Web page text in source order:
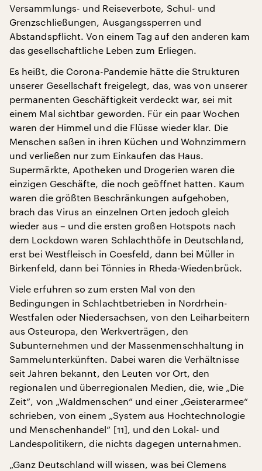
Versammlungs- und Reiseverbote, Schul- und
Grenzschließungen, Ausgangssperren und
Abstandspflicht. Von einem Tag auf den anderen kam
das gesellschaftliche Leben zum Erliegen.
Es heißt, die Corona-Pandemie hätte die Strukturen
unserer Gesellschaft freigelegt, das, was von unserer
permanenten Geschäftigkeit verdeckt war, sei mit
einem Mal sichtbar geworden. Für ein paar Wochen
waren der Himmel und die Flüsse wieder klar. Die
Menschen saßen in ihren Küchen und Wohnzimmern
und verließen nur zum Einkaufen das Haus.
Supermärkte, Apotheken und Drogerien waren die
einzigen Geschäfte, die noch geöffnet hatten. Kaum
waren die größten Beschränkungen aufgehoben,
brach das Virus an einzelnen Orten jedoch gleich
wieder aus – und die ersten großen Hotspots nach
dem Lockdown waren Schlachthöfe in Deutschland,
erst bei Westfleisch in Coesfeld, dann bei Müller in
Birkenfeld, dann bei Tönnies in Rheda-Wiedenbrück.
Viele erfuhren so zum ersten Mal von den
Bedingungen in Schlachtbetrieben in Nordrhein-
Westfalen oder Niedersachsen, von den Leiharbeitern
aus Osteuropa, den Werkverträgen, den
Subunternehmen und der Massenmenschhaltung in
Sammelunterkünften. Dabei waren die Verhältnisse
seit Jahren bekannt, den Leuten vor Ort, den
regionalen und überregionalen Medien, die, wie „Die
Zeit“, von „Waldmenschen“ und einer „Geisterarmee“
schrieben, von einem „System aus Hochtechnologie
und Menschenhandel“ [11], und den Lokal- und
Landespolitikern, die nichts dagegen unternahmen.
„Ganz Deutschland will wissen, was bei Clemens